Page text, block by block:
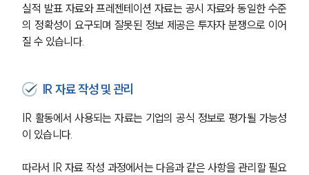
실적 발표 자료와 프레젠테이션 자료는 공시 자료와 동일한 수준
의 정확성이 요구되며 잘못된 정보 제공은 투자자 분쟁으로 이어
질 수 있습니다.
IR 자료 작성 및 관리
IR 활동에서 사용되는 자료는 기업의 공식 정보로 평가될 가능성
이 있습니다.
따라서 IR 자료 작성 과정에서는 다음과 같은 사항을 관리할 필요